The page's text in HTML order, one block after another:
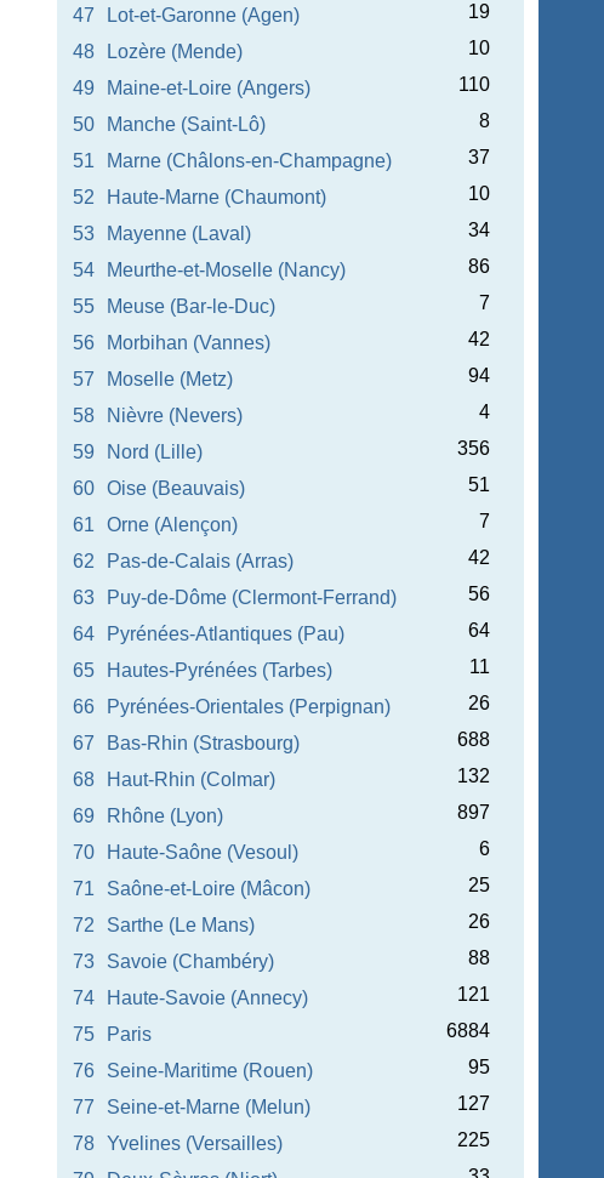
47
Lot-et-Garonne (Agen)
19
48
Lozère (Mende)
10
49
Maine-et-Loire (Angers)
110
50
Manche (Saint-Lô)
8
51
Marne (Châlons-en-Champagne)
37
52
Haute-Marne (Chaumont)
10
53
Mayenne (Laval)
34
54
Meurthe-et-Moselle (Nancy)
86
55
Meuse (Bar-le-Duc)
7
56
Morbihan (Vannes)
42
57
Moselle (Metz)
94
58
Nièvre (Nevers)
4
59
Nord (Lille)
356
60
Oise (Beauvais)
51
61
Orne (Alençon)
7
62
Pas-de-Calais (Arras)
42
63
Puy-de-Dôme (Clermont-Ferrand)
56
64
Pyrénées-Atlantiques (Pau)
64
65
Hautes-Pyrénées (Tarbes)
11
66
Pyrénées-Orientales (Perpignan)
26
67
Bas-Rhin (Strasbourg)
688
68
Haut-Rhin (Colmar)
132
69
Rhône (Lyon)
897
70
Haute-Saône (Vesoul)
6
71
Saône-et-Loire (Mâcon)
25
72
Sarthe (Le Mans)
26
73
Savoie (Chambéry)
88
74
Haute-Savoie (Annecy)
121
75
Paris
6884
76
Seine-Maritime (Rouen)
95
77
Seine-et-Marne (Melun)
127
78
Yvelines (Versailles)
225